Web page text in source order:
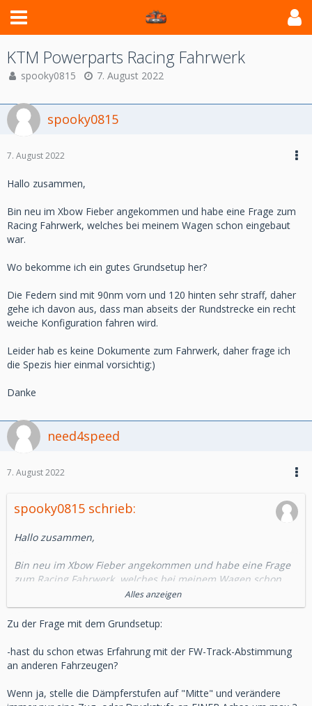
KTM Powerparts Racing Fahrwerk
spooky0815 7. August 2022
spooky0815
7. August 2022
Hallo zusammen,
Bin neu im Xbow Fieber angekommen und habe eine Frage zum
Racing Fahrwerk, welches bei meinem Wagen schon eingebaut
war.
Wo bekomme ich ein gutes Grundsetup her?
Die Federn sind mit 90nm vorn und 120 hinten sehr straff, daher
gehe ich davon aus, dass man abseits der Rundstrecke ein recht
weiche Konfiguration fahren wird.
Leider hab es keine Dokumente zum Fahrwerk, daher frage ich
die Spezis hier einmal vorsichtig:)
Danke
need4speed
7. August 2022
spooky0815 schrieb:
Hallo zusammen,
Bin neu im Xbow Fieber angekommen und habe eine Frage
zum Racing Fahrwerk, welches bei meinem Wagen schon
Wo bekomme ich ein gutes Grundsetup her?
Die Federn sind mit 90nm vorn und 120 hinten sehr straff,
daher gehe ich davon aus, dass man abseits der
Rundstrecke ein recht weiche Konfiguration fahren wird.
Alles anzeigen
Zu der Frage mit dem Grundsetup:
-hast du schon etwas Erfahrung mit der FW-Track-Abstimmung
an anderen Fahrzeugen?
Wenn ja, stelle die Dämpferstufen auf "Mitte" und verändere